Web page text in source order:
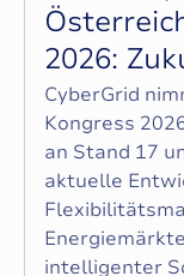
Österreic
2026: Zuk
CyberGrid
Kongress
an Stand 17
aktuelle
intelligenter